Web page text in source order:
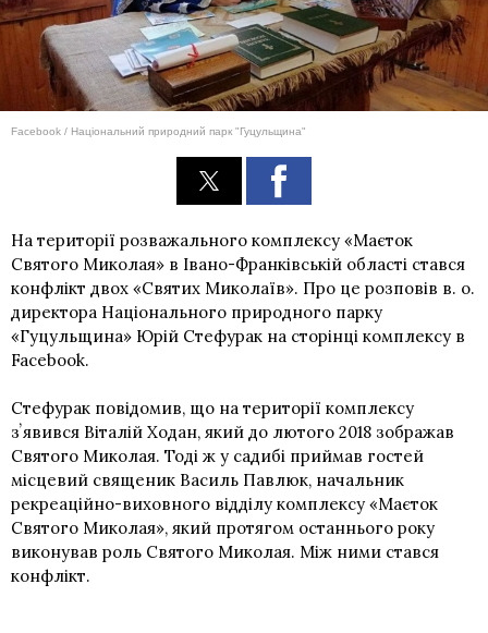
Facebook / Національний природний парк "Гуцульщина"
На території розважального комплексу «Маєток
Святого Миколая» в Івано-Франківській області стався
конфлікт двох «Святих Миколаїв». Про це розповів в. о.
директора Національного природного парку
«Гуцульщина» Юрій Стефурак на сторінці комплексу в
Facebook.
Стефурак повідомив, що на території комплексу
зʼявився Віталій Ходан, який до лютого 2018 зображав
Святого Миколая. Тоді ж у садибі приймав гостей
місцевий священик Василь Павлюк, начальник
рекреаційно-виховного відділу комплексу «Маєток
Святого Миколая», який протягом останнього року
виконував роль Святого Миколая. Між ними стався
конфлікт.